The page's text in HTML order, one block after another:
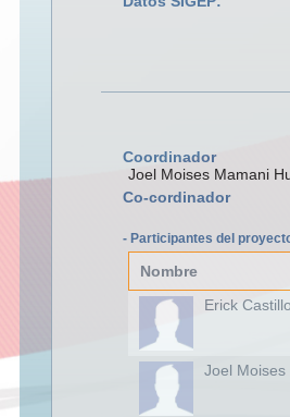
Coordinador
Joel Moises Mamani
Co-cordinador
- Participantes del
Nombre
Erick
Joel Moises